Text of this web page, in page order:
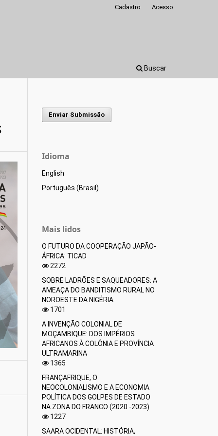
Buscar
Cadastro Acesso
Enviar Submissão
Idioma
English
Português (Brasil)
Mais lidos
O FUTURO DA COOPERAÇÃO JAPÃO-
ÁFRICA: TICAD
2272
SOBRE LADRÕES E SAQUEADORES: A
AMEAÇA DO BANDITISMO RURAL NO
NOROESTE DA NIGÉRIA
1701
A INVENÇÃO COLONIAL DE
MOÇAMBIQUE: DOS IMPÉRIOS
AFRICANOS À COLÔNIA E PROVÍNCIA
ULTRAMARINA
1365
FRANÇAFRIQUE, O
NEOCOLONIALISMO E A ECONOMIA
POLÍTICA DOS GOLPES DE ESTADO
NA ZONA DO FRANCO (2020 -2023)
1227
SAARA OCIDENTAL: HISTÓRIA,